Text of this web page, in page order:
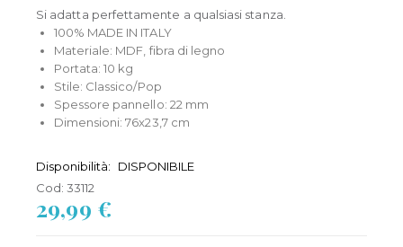
Si adatta perfettamente a qualsiasi stanza.
100% MADE IN ITALY
Materiale: MDF, fibra di legno
Portata: 10 kg
Stile: Classico/Pop
Spessore pannello: 22 mm
Dimensioni: 76x23,7 cm
Disponibilità:
DISPONIBILE
Cod: 33112
29,99 €